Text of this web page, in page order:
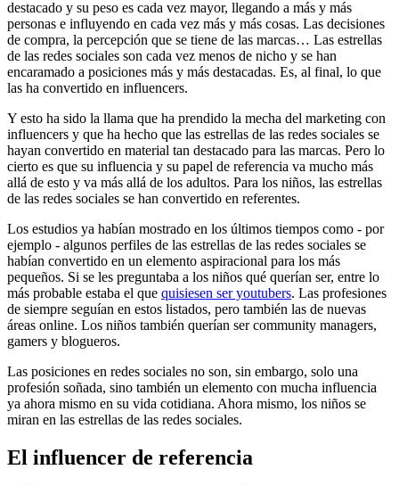
destacado y su peso es cada vez mayor, llegando a más y más
personas e influyendo en cada vez más y más cosas. Las decisiones
de compra, la percepción que se tiene de las marcas… Las estrellas
de las redes sociales son cada vez menos de nicho y se han
encaramado a posiciones más y más destacadas. Es, al final, lo que
las ha convertido en influencers.
Y esto ha sido la llama que ha prendido la mecha del marketing con
influencers y que ha hecho que las estrellas de las redes sociales se
hayan convertido en material tan destacado para las marcas. Pero lo
cierto es que su influencia y su papel de referencia va mucho más
allá de esto y va más allá de los adultos. Para los niños, las estrellas
de las redes sociales se han convertido en referentes.
Los estudios ya habían mostrado en los últimos tiempos como - por
ejemplo - algunos perfiles de las estrellas de las redes sociales se
habían convertido en un elemento aspiracional para los más
pequeños. Si se les preguntaba a los niños qué querían ser, entre lo
más probable estaba el que quisiesen ser youtubers. Las profesiones
de siempre seguían en estos listados, pero también las de nuevas
áreas online. Los niños también querían ser community managers,
gamers y blogueros.
Las posiciones en redes sociales no son, sin embargo, solo una
profesión soñada, sino también un elemento con mucha influencia
ya ahora mismo en su vida cotidiana. Ahora mismo, los niños se
miran en las estrellas de las redes sociales.
El influencer de referencia